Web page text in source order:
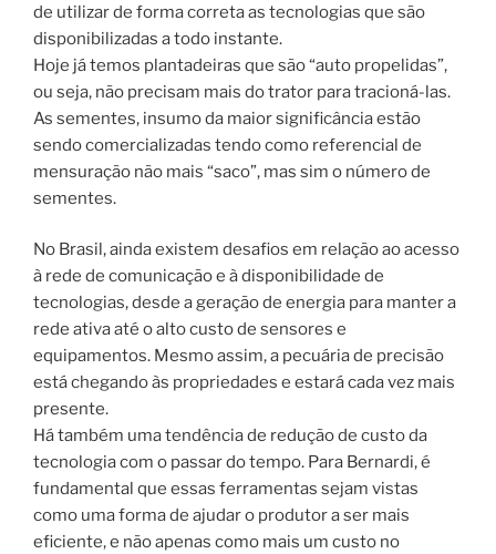
de utilizar de forma correta as tecnologias que são
disponibilizadas a todo instante.
Hoje já temos plantadeiras que são “auto propelidas”,
ou seja, não precisam mais do trator para tracioná-las.
As sementes, insumo da maior significância estão
sendo comercializadas tendo como referencial de
mensuração não mais “saco”, mas sim o número de
sementes.
No Brasil, ainda existem desafios em relação ao acesso
à rede de comunicação e à disponibilidade de
tecnologias, desde a geração de energia para manter a
rede ativa até o alto custo de sensores e
equipamentos. Mesmo assim, a pecuária de precisão
está chegando às propriedades e estará cada vez mais
presente.
Há também uma tendência de redução de custo da
tecnologia com o passar do tempo. Para Bernardi, é
fundamental que essas ferramentas sejam vistas
como uma forma de ajudar o produtor a ser mais
eficiente, e não apenas como mais um custo no